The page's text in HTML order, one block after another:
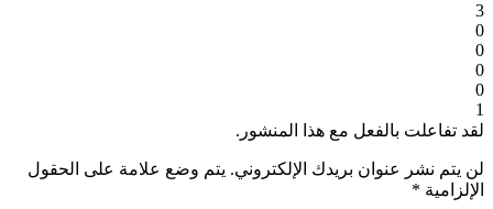
3
0
0
0
0
1
لقد تفاعلت بالفعل مع هذا المنشور.
لن يتم نشر عنوان بريدك الإلكتروني. يتم وضع علامة على الحقول
الإلزامية *